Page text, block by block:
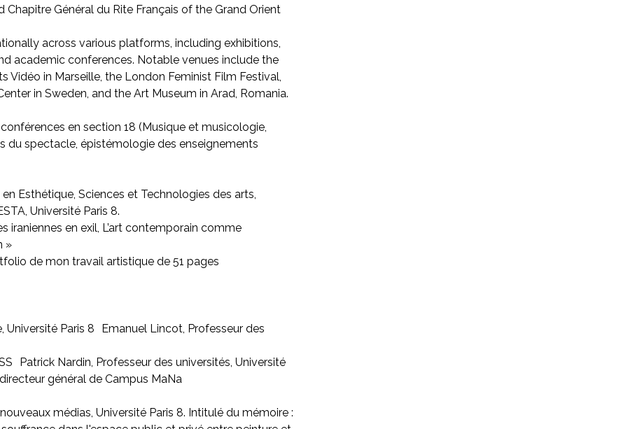
Général du Rite Français of the Grand Orient
across various platforms, including exhibitions,
academic conferences. Notable venues include the
Vidéo in Marseille, the London Feminist Film Festival,
in Sweden, and the Art Museum in Arad, Romania.
en section 18 (Musique et musicologie,
du spectacle, épistémologie des enseignements
Esthétique, Sciences et Technologies des arts,
Université Paris 8.
en exil, L’art contemporain comme
»
de mon travail artistique de 51 pages
Université Paris 8 Emanuel Lincot, Professeur des
Patrick Nardin, Professeur des universités, Université
général de Campus MaNa
médias, Université Paris 8. Intitulé du mémoire :